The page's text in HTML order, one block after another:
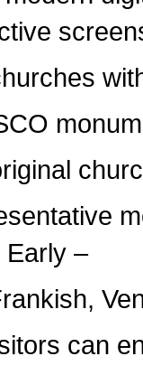
Early –
can